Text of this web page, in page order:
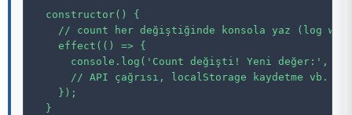
  constructor() {
// count her değiştiğinde konsola yaz (log
    effect(() => {
console.log('Count değişti! Yeni değer:',
// API çağrısı, localStorage kaydetme vb.
    });
  }